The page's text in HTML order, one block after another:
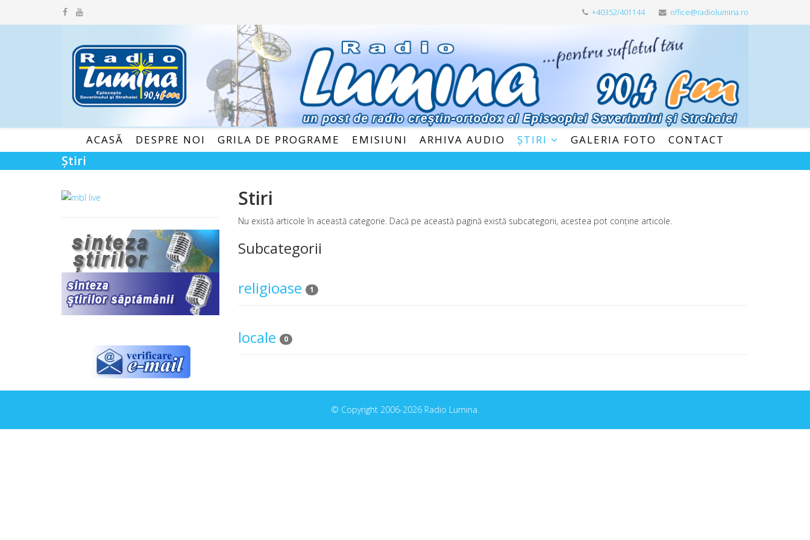
+40352/401144 office@radiolumina.ro
ACASĂ DESPRE NOI GRILA DE PROGRAME EMISIUNI ARHIVA AUDIO ȘTIRI GALERIA FOTO CONTACT
Știri
Stiri
Nu există articole în această categorie. Dacă pe această pagină există subcategorii, acestea pot conține articole.
Subcategorii
religioase
1
locale 0
© Copyright 2006-2026 Radio Lumina.